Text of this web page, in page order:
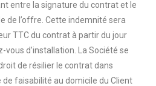
entre la signature du contrat et le
de l’offre. Cette indemnité sera
TTC du contrat à partir du jour
vous d’installation. La Société se
de résilier le contrat dans
de faisabilité au domicile du Client